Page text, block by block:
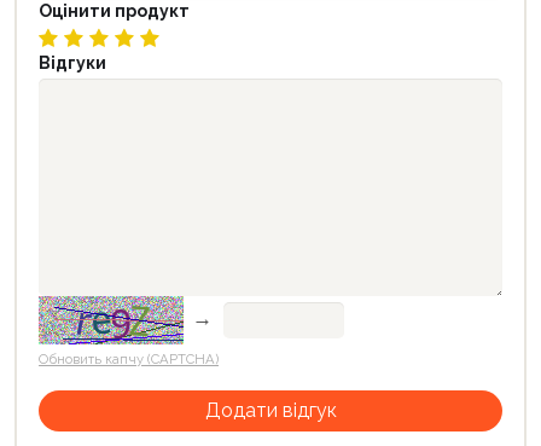
Оцінити продукт
Відгуки
→
Обновить капчу (CAPTCHA)